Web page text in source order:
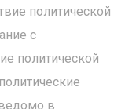
политической
с
политической
в